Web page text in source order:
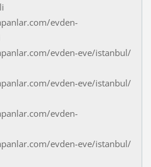
evden-
evden-eve/istanbul/
evden-eve/istanbul/
evden-
evden-eve/istanbul/